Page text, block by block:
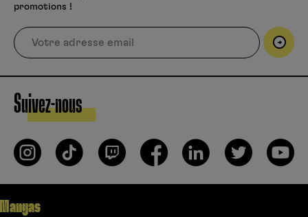
promotions !
Suivez-nous
Mangas